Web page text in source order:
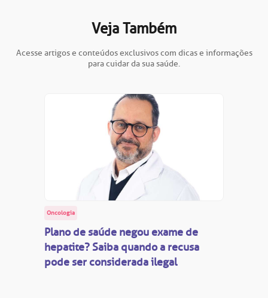
Saiba mais
R. Martiniano de Carvalho, 965
CEP: 01323-001 | Bela Vista
Clínica Medicina da Mulher
de Sangue
Veja Também
Acesse artigos e conteúdos exclusivos com dicas e informações
para cuidar da sua saúde.
Oncologia
Plano de saúde negou exame de
hepatite? Saiba quando a recusa
pode ser considerada ilegal